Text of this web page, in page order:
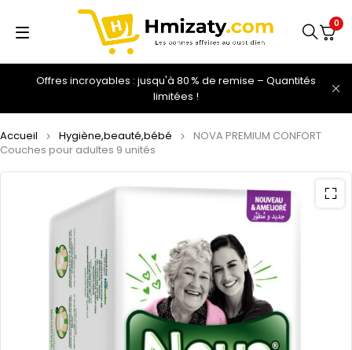
Offres incroyables : jusqu'à 80 % de remise – Quantités
limitées !
0
Accueil Hygiène,beauté,bébé
NOVA PREMIUM CONFORT
Couches pour adultes 9 unités